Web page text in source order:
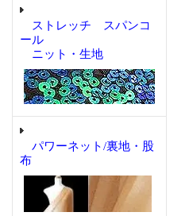
ストレッチ スパンコ
ール
ニット・生地
パワーネット/裏地・股
布